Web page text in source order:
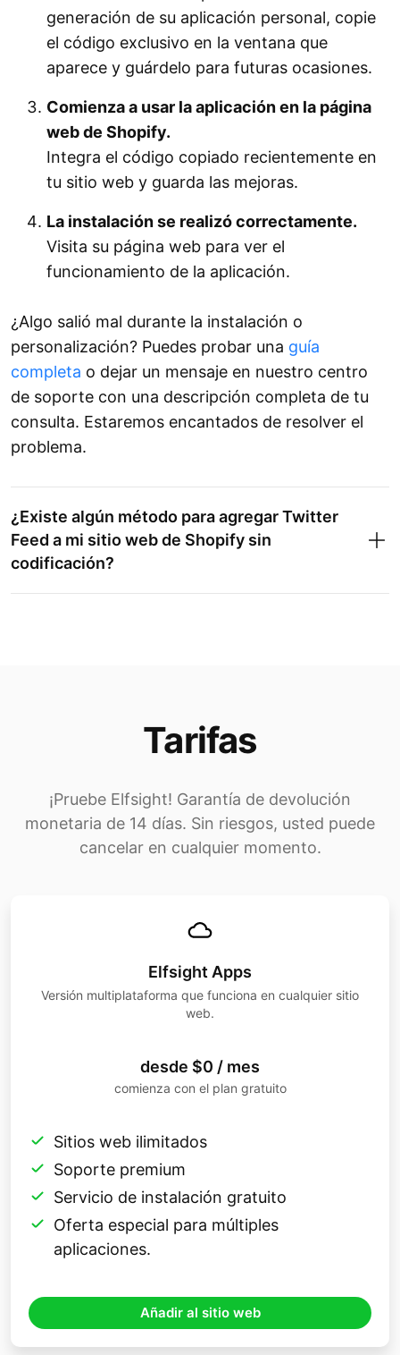
generación de su aplicación personal, copie
el código exclusivo en la ventana que
aparece y guárdelo para futuras ocasiones.
Comienza a usar la aplicación en la página
web de Shopify.
Integra el código copiado recientemente en
tu sitio web y guarda las mejoras.
La instalación se realizó correctamente.
Visita su página web para ver el
funcionamiento de la aplicación.
¿Algo salió mal durante la instalación o
personalización? Puedes probar una guía
completa o dejar un mensaje en nuestro centro
de soporte con una descripción completa de tu
consulta. Estaremos encantados de resolver el
problema.
¿Existe algún método para agregar Twitter
Feed a mi sitio web de Shopify sin
codificación?
Tarifas
¡Pruebe Elfsight! Garantía de devolución
monetaria de 14 días. Sin riesgos, usted puede
cancelar en cualquier momento.
Elfsight Apps
Versión multiplataforma que funciona en cualquier sitio
web.
desde $0 / mes
comienza con el plan gratuito
Sitios web ilimitados
Soporte premium
Servicio de instalación gratuito
Oferta especial para múltiples
aplicaciones.
Añadir al sitio web